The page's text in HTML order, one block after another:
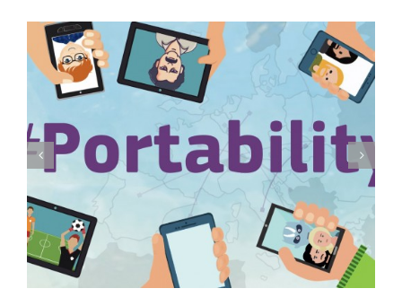
Conservazione elettronica documenti a rilevanza
tributaria: termini